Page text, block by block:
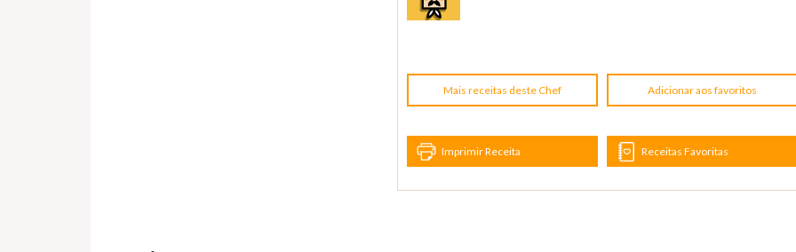
Mais receitas deste Chef Adicionar aos favoritos
Imprimir Receita Receitas Favoritas